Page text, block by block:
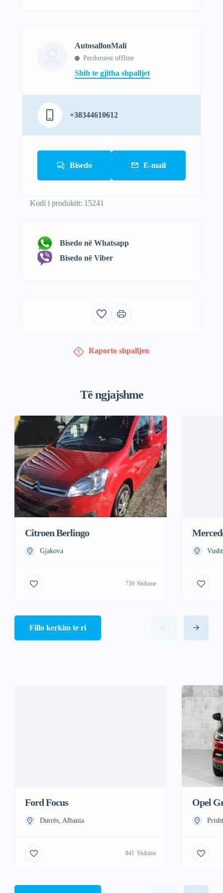
AutosallonMali
Perdoruesi offline
Shih te gjitha shpalljet
+38344610612
Bisedo E-mail
Kodi i produktit: 15241
Bisedo në Whatsapp
Bisedo në Viber
Raporto shpalljen
Të ngjajshme
Citroen Berlingo
Gjakova
739 Shikime
Fillo kerkim te ri
Ford Focus
Durrës, Albania
841 Shikime
Opel